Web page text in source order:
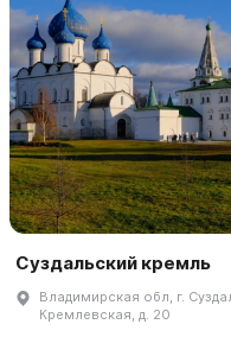
Суздальский кремль
Владимирская обл, г.
Кремлевская, д. 20